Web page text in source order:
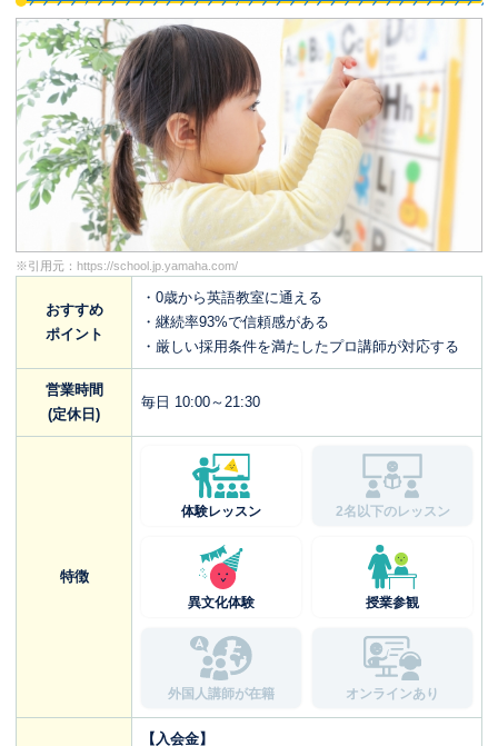
※引用元： https://school.jp.yamaha.com/
おすすめ
ポイント
・0歳から英語教室に通える
・継続率93%で信頼感がある
・厳しい採用条件を満たしたプロ講師が対応する
営業時間
(定休日)
毎日 10:00～21:30
特徴
体験レッスン 2名以下のレッスン
異文化体験 授業参観
外国人講師が在籍 オンラインあり
【入会金】